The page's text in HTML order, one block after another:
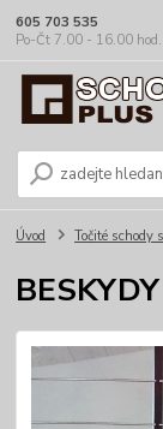
605 703 535
Po-Čt 7.00 - 16.00
Úvod Točité schody